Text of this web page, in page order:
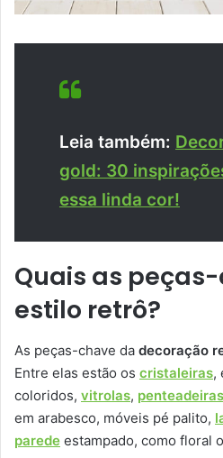
Leia também:
gold: 30
essa linda cor!
Quais as
estilo retrô?
As peças-chave da decoração
Entre elas estão os cristaleiras,
coloridos, vitrolas, penteadeiras
em arabesco, móveis pé palito,
parede estampado, como floral